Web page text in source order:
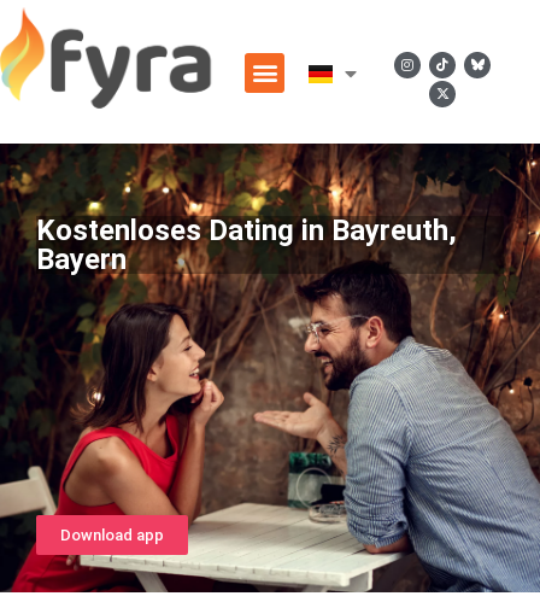
Kostenloses Dating in Bayreuth,
Bayern
Download app